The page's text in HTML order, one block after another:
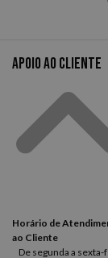
Apoio ao cliente
Horário de
ao Cliente
De segunda a sexta-